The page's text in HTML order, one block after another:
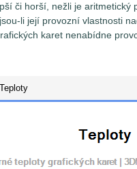
či horší, nežli je
jsou-li její provozní vlastnosti
karet nenabídne